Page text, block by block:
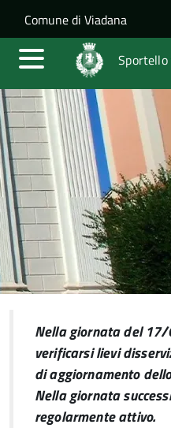
Salta al contenuto
Skip to site
Comune di Viadana
Nella giornata del
verificarsi lievi
di aggiornamento
Nella giornata
regolarmente attivo.